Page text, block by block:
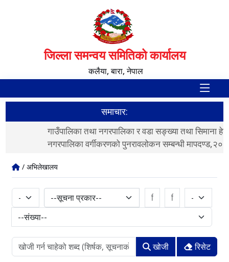
जिल्ला समन्वय समितिको कार्यालय
कलैया, बारा, नेपाल
समाचार:
गाउँपालिका तथा नगरपालिका र वडा सङ्ख्या तथा सिमाना हेरफेर र
नगरपालिका वर्गीकरणको पुनरावलोकन सम्बन्धी मापदण्ड,२०८३
/ अभिलेखालय
--सूचना प्रकार--
खोजी रिसेट